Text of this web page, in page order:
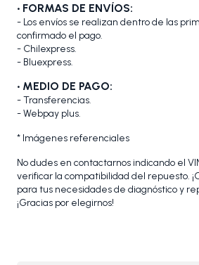
• FORMAS DE ENVÍOS:
- Los envíos se realizan dentro de las
confirmado el pago.
- Chilexpress.
- Bluexpress.
• MEDIO DE PAGO:
- Transferencias.
- Webpay plus.
* Imágenes referenciales
No dudes en contactarnos indicando el
verificar la compatibilidad del repuesto.
para tus necesidades de diagnóstico y
¡Gracias por elegirnos!